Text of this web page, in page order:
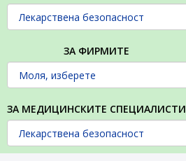
ЗА ФИРМИТЕ
ЗА МЕДИЦИНСКИТЕ СПЕЦИАЛИСТИ